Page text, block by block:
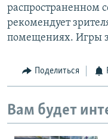
распространенном
рекомендует
помещениях. Игры
Поделиться
Вам будет